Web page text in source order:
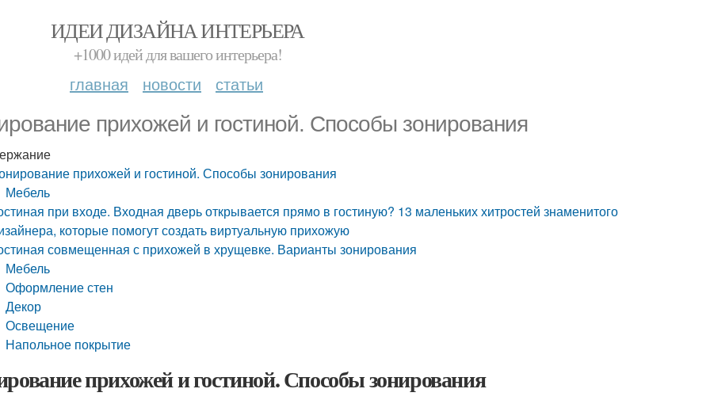
ИДЕИ ДИЗАЙНА ИНТЕРЬЕРА
+1000 идей для вашего интерьера!
главная новости статьи
прихожей и гостиной. Способы зонирования
прихожей и гостиной. Способы зонирования
Мебель
при входе. Входная дверь открывается прямо в гостиную? 13 маленьких хитростей знаменитого
которые помогут создать виртуальную прихожую
совмещенная с прихожей в хрущевке. Варианты зонирования
Мебель
Оформление стен
Декор
Освещение
Напольное покрытие
прихожей и гостиной. Способы зонирования